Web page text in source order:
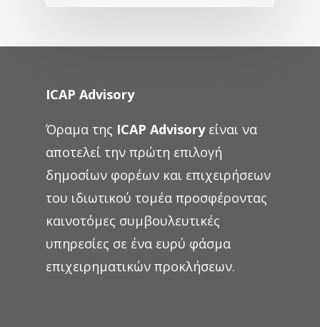
ICAP Advisory
Όραμα της ICAP Advisoryείναι να
αποτελεί την πρώτη επιλογή
δημοσίων φορέων και επιχειρήσεων
του ιδιωτικού τομέα προσφέροντας
καινοτόμες συμβουλευτικές
υπηρεσίες σε ένα ευρύ φάσμα
επιχειρηματικών προκλήσεων.